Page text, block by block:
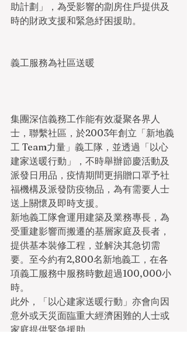
助計劃」，為受影響的劏房住戶提供及
時的財政支援和緊急紓困援助。
義工服務為社區送暖
集團深信義務工作能有效凝聚各界人
士，聯繫社區，於2003年創立「新地義
工 Team力量」義工隊，並透過「以心
建家送暖行動」，不時舉辦節慶活動及
派發日用品，疫情期間更捐贈口罩予社
福機構及派發防疫物品，為有需要人士
送上關懷及即時支援。
新地義工隊會運用建築及業務專長，為
受重建影響而搬遷的基層家庭及長者，
提供基本裝修工程，並解決其急切需
要。至今約有2,800名新地義工，在各
項義工服務中服務時數超過100,000小
時。
此外，「以心建家送暖行動」亦會向因
意外或天災面臨重大經濟困難的人士或
家庭提供緊急援助。